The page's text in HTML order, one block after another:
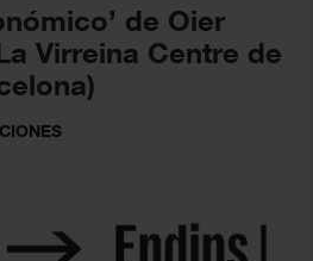
de Oier
Virreina Centre de